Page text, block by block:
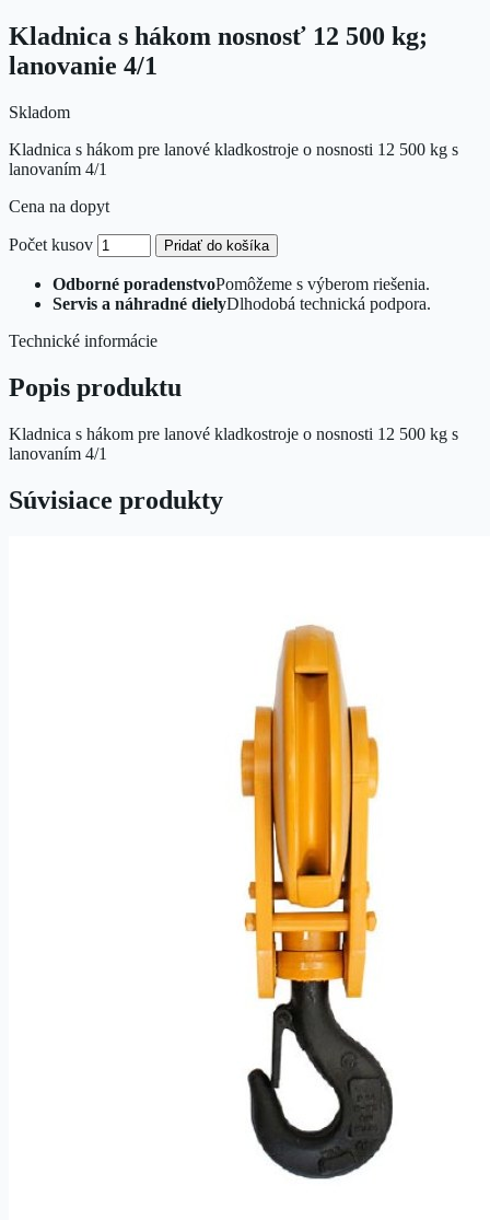
Kladnica s hákom nosnosť 12 500 kg;
lanovanie 4/1
Skladom
Kladnica s hákom pre lanové kladkostroje o nosnosti 12 500 kg s
lanovaním 4/1
Cena na dopyt
Počet kusov Pridať do košíka
Odborné poradenstvoPomôžeme s výberom riešenia.
Servis a náhradné dielyDlhodobá technická podpora.
Technické informácie
Popis produktu
Kladnica s hákom pre lanové kladkostroje o nosnosti 12 500 kg s
lanovaním 4/1
Súvisiace produkty